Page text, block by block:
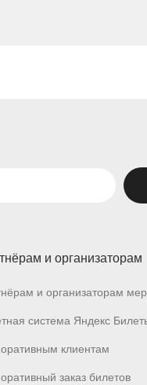
и организаторам
и организаторам
система Яндекс
клиентам
заказ билетов